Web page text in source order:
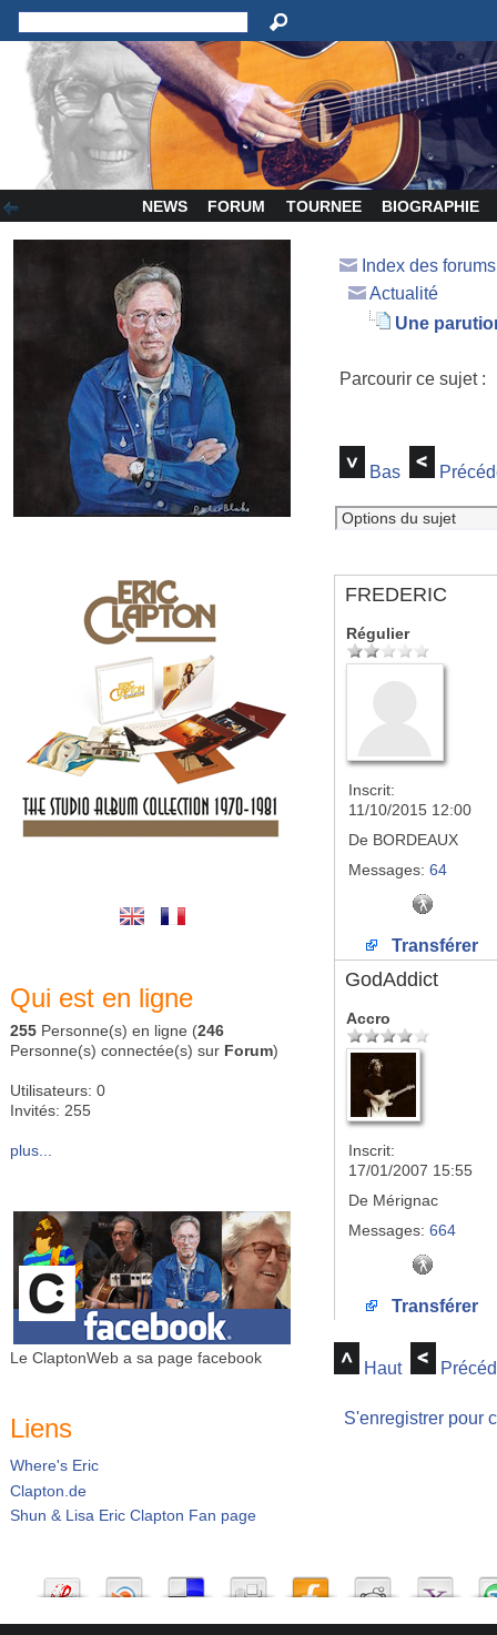
NEWS FORUM TOURNEE BIOGRAPHIE
Qui est en ligne
255 Personne(s) en ligne (246
Personne(s) connectée(s) sur Forum)
Utilisateurs: 0
Invités: 255
plus...
Le ClaptonWeb a sa page facebook
Liens
Where's Eric
Clapton.de
Shun & Lisa Eric Clapton Fan page
Index des
Actualité
Une
Parcourir ce sujet
Bas
FREDERIC
Régulier
Inscrit:
11/10/2015 12:00
De BORDEAUX
Messages: 64
Transférer
GodAddict
Accro
Inscrit:
17/01/2007 15:55
De Mérignac
Messages: 664
Transférer
Haut
S'enregistrer pour